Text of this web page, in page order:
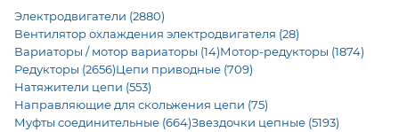
Электродвигатели (2880)
Вентилятор охлаждения электродвигателя (28)
Вариаторы / мотор вариаторы (14)Мотор-редукторы (1874)
Редукторы (2656)Цепи приводные (709)
Натяжители цепи (553)
Направляющие для скольжения цепи (75)
Муфты соединительные (664)Звездочки цепные (5193)